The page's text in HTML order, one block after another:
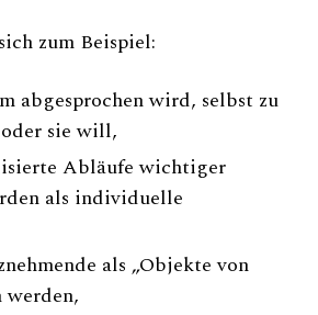
zum Beispiel:
abgesprochen wird, selbst zu
sie will,
Abläufe wichtiger
als individuelle
als „Objekte von
werden,